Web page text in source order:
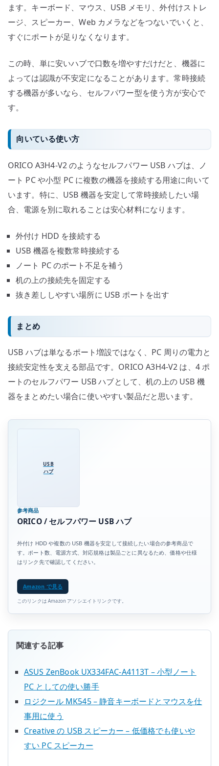
ます。キーボード、マウス、USB メモリ、外付けストレ
ージ、スピーカー、Web カメラなどをつないでいくと、
すぐにポートが足りなくなります。
この時、単に安いハブで口数を増やすだけだと、機器に
よっては認識が不安定になることがあります。常時接続
する機器が多いなら、セルフパワー型を使う方が安心で
す。
向いている使い方
ORICO A3H4-V2 のようなセルフパワー USB ハブは、ノ
ート PC や小型 PC に複数の機器を接続する用途に向いて
います。特に、USB 機器を安定して常時接続したい場
合、電源を別に取れることは安心材料になります。
外付け HDD を接続する
USB 機器を複数常時接続する
ノート PC のポート不足を補う
机の上の接続先を固定する
抜き差ししやすい場所に USB ポートを出す
まとめ
USB ハブは単なるポート増設ではなく、PC 周りの電力と
接続安定性を支える部品です。ORICO A3H4-V2 は、4 ポ
ートのセルフパワー USB ハブとして、机の上の USB 機
器をまとめたい場合に使いやすい製品だと思います。
USB
ハブ
参考商品
ORICO / セルフパワー USB ハブ
外付け HDD や複数の USB 機器を安定して接続したい場合の参考商品で
す。ポート数、電源方式、対応規格は製品ごとに異なるため、価格や仕様
はリンク先で確認してください。
Amazon で見る
このリンクは Amazon アソシエイトリンクです。
関連する記事
ASUS ZenBook UX334FAC-A4113T – 小型ノート
PC としての使い勝手
ロジクール MK545 – 静音キーボードとマウスを仕
事用に使う
Creative の USB スピーカー – 低価格でも使いや
すい PC スピーカー